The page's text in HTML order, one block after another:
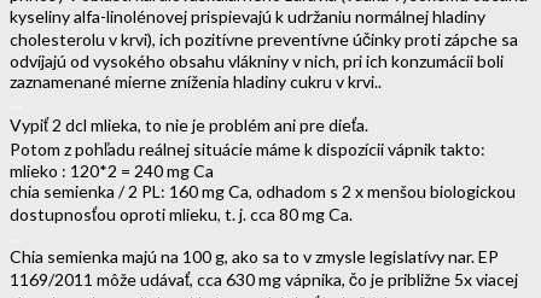
kyseliny alfa-linolénovej prispievajú k udržaniu normálnej hladiny
cholesterolu v krvi), ich pozitívne preventívne účinky proti zápche sa
odvíjajú od vysokého obsahu vlákniny v nich, pri ich konzumácii boli
zaznamenané mierne zníženia hladiny cukru v krvi..
Vypiť 2 dcl mlieka, to nie je problém ani pre dieťa.
Potom z pohľadu reálnej situácie máme k dispozícii vápnik takto:
mlieko : 120*2 = 240 mg Ca
chia semienka / 2 PL: 160 mg Ca, odhadom s 2 x menšou biologickou
dostupnosťou oproti mlieku, t. j. cca 80 mg Ca.
Chia semienka majú na 100 g, ako sa to v zmysle legislatívy nar. EP
1169/2011 môže udávať, cca 630 mg vápnika, čo je približne 5x viacej